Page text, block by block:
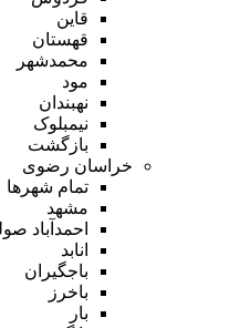
قاین
قهستان
محمدشهر
مود
نهبندان
نیمبلوک
بازگشت
خراسان رضوی
تمام شهر‌ها
مشهد
احمدآباد
انابد
باجگیران
باخرز
بار